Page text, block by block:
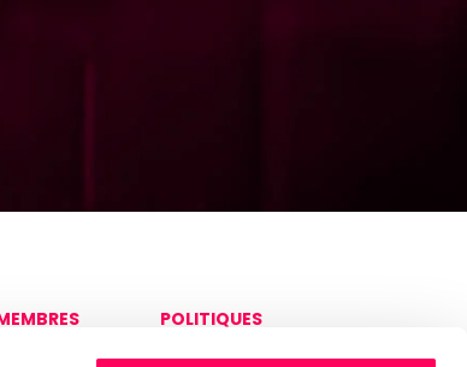
POLITIQUES